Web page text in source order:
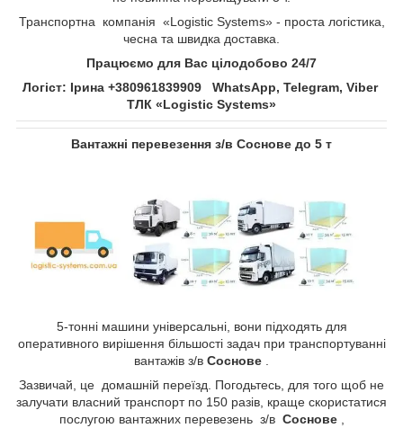
Транспортна компанія «Logistic Systems» - проста логістика,
чесна та швидка доставка.
Працюємо для Вас цілодобово 24/7
Логіст: Ірина +380961839909 WhatsApp, Telegram, Viber
ТЛК «Logistic Systems»
Вантажні перевезення з/в Соснове​​​​​​​ до 5 т
5-тонні машини універсальні, вони підходять для
оперативного вирішення більшості задач при транспортуванні
вантажів з/в Соснове​​​​​​​
Зазвичай, це домашній переїзд. Погодьтесь, для того щоб не
залучати власний транспорт по 150 разів, краще скористатися
послугою вантажних перевезень з/в Соснове​​​​​​​